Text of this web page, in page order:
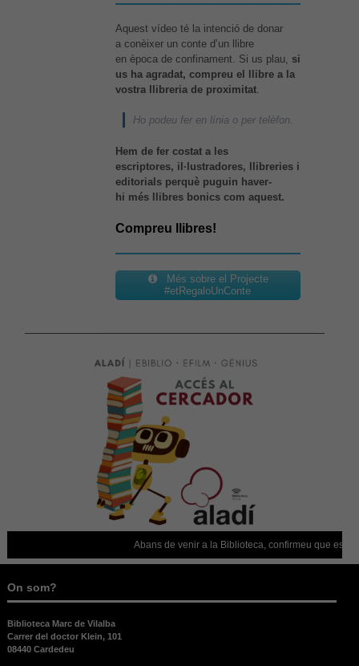
Aquest vídeo té la intenció de donar
a conèixer un conte d’un llibre
en època de confinament. Si us plau, si
us ha agradat, compreu el llibre a la
vostra llibreria de proximitat.
Ho podeu fer en línia o per telèfon.
Hem de fer costat a les
escriptores, il·lustradores, llibreries i
editorials perquè puguin haver-
hi més llibres bonics com aquest.
Compreu llibres!
Més sobre el Projecte
#etRegaloUnConte
Abans de venir a la Biblioteca, confirmeu que està
On som?
Biblioteca Marc de Vilalba
Carrer del doctor Klein, 101
08440 Cardedeu